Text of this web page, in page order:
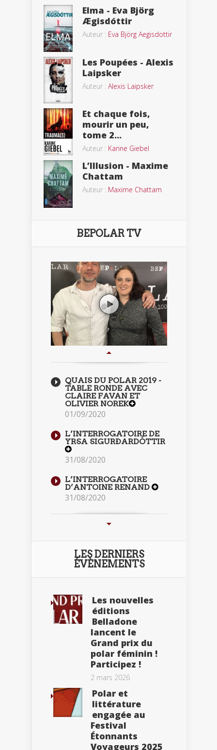
Elma - Eva Björg
Ægisdóttir
Auteur : Eva Björg Aegisdottir
Les Poupées - Alexis
Laipsker
Auteur : Alexis Laipsker
Et chaque fois,
mourir un peu,
tome 2...
Auteur : Karine Giebel
L’Illusion - Maxime
Chattam
Auteur : Maxime Chattam
BEPOLAR TV
QUAIS DU POLAR 2019 -
TABLE RONDE AVEC
CLAIRE FAVAN ET
OLIVIER NOREK
01/09/2020
L’INTERROGATOIRE DE
YRSA SIGURÐARDÓTTIR
31/08/2020
L’INTERROGATOIRE
D’ANTOINE RENAND
31/08/2020
LES DERNIERS
ÉVÈNEMENTS
Les nouvelles
éditions
Belladone
lancent le
Grand prix du
polar féminin !
Participez !
2 mars 2026
Polar et
littérature
engagée au
Festival
Étonnants
Voyageurs 2025